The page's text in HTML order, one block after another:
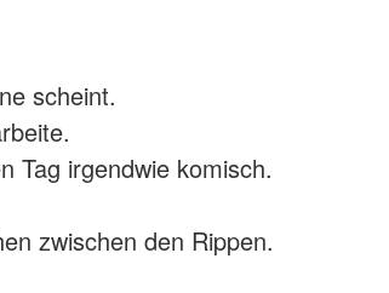
scheint.
Tag irgendwie komisch.
zwischen den Rippen.